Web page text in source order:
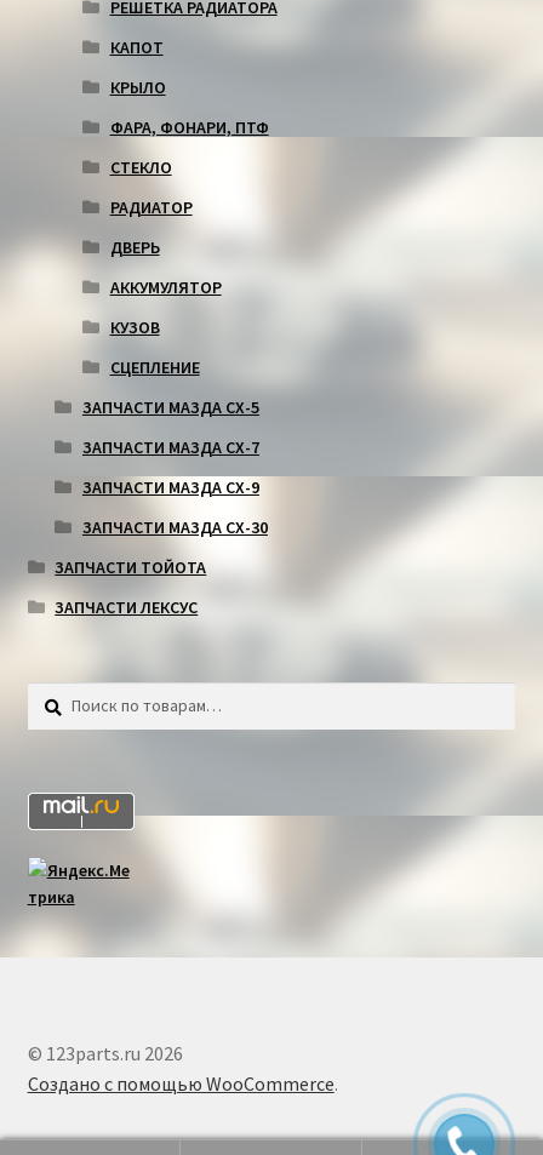
РЕШЕТКА РАДИАТОРА
КАПОТ
КРЫЛО
ФАРА, ФОНАРИ, ПТФ
СТЕКЛО
РАДИАТОР
ДВЕРЬ
АККУМУЛЯТОР
КУЗОВ
СЦЕПЛЕНИЕ
ЗАПЧАСТИ МАЗДА СХ-5
ЗАПЧАСТИ МАЗДА СХ-7
ЗАПЧАСТИ МАЗДА СХ-9
ЗАПЧАСТИ МАЗДА СХ-30
ЗАПЧАСТИ ТОЙОТА
ЗАПЧАСТИ ЛЕКСУС
Искать:
Поиск
© 123parts.ru 2026
Создано с помощью WooCommerce.